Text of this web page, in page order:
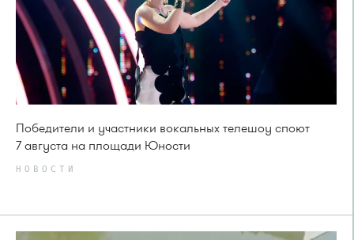
Победители и участники вокальных телешоу споют
7 августа на площади Юности
НОВОСТИ